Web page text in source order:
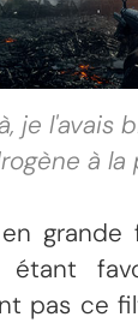
je l'avais
à la
grande
pas ce